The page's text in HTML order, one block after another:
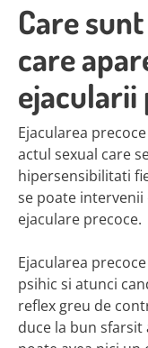
Care
care
ejacularii
Ejacularea
actul sexual care
hipersensibilitati
se poate
ejaculare precoce.
Ejacularea
psihic si atunci
reflex greu de
duce la bun